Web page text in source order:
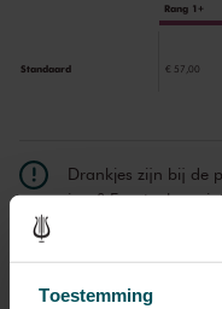
Toestemming
Rang 1+
Standaard € 57,00
Drankjes zijn bij de
jaar? Eventuele
Prijzen zijn exclusief